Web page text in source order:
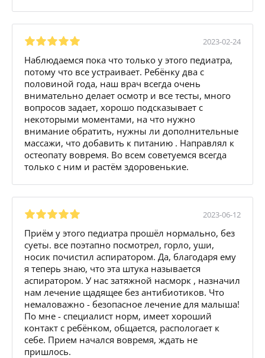
2023-02-24
Наблюдаемся пока что только у этого педиатра,
потому что все устраивает. Ребёнку два с
половиной года, наш врач всегда очень
внимательно делает осмотр и все тесты, много
вопросов задает, хорошо подсказывает с
некоторыми моментами, на что нужно
внимание обратить, нужны ли дополнительные
массажи, что добавить к питанию . Направлял к
остеопату вовремя. Во всем советуемся всегда
только с ним и растём здоровенькие.
2023-06-12
Приём у этого педиатра прошёл нормально, без
суеты. все поэтапно посмотрел, горло, уши,
носик почистил аспиратором. Да, благодаря ему
я теперь знаю, что эта штука называется
аспиратором. У нас затяжной насморк , назначил
нам лечение щадящее без антибиотиков. Что
немаловажно - безопасное лечение для малыша!
По мне - специалист норм, имеет хороший
контакт с ребёнком, общается, распологает к
себе. Прием начался вовремя, ждать не
пришлось.